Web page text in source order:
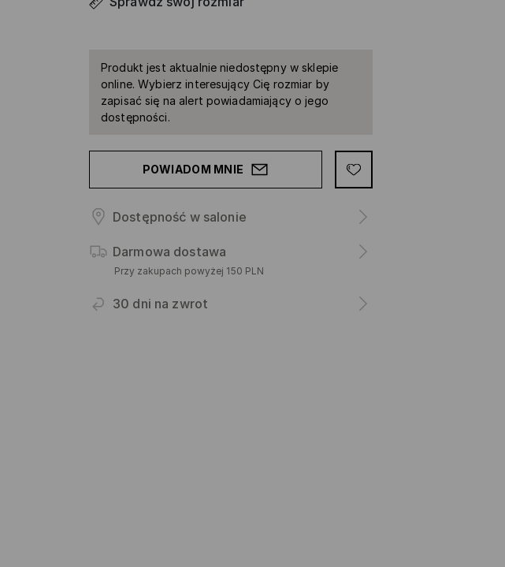
Produkt jest aktualnie niedostępny w sklepie
online. Wybierz interesujący Cię rozmiar by
zapisać się na alert powiadamiający o jego
dostępności.
POWIADOM MNIE
Dostępność w salonie
Darmowa dostawa
Przy zakupach powyżej 150 PLN
30 dni na zwrot